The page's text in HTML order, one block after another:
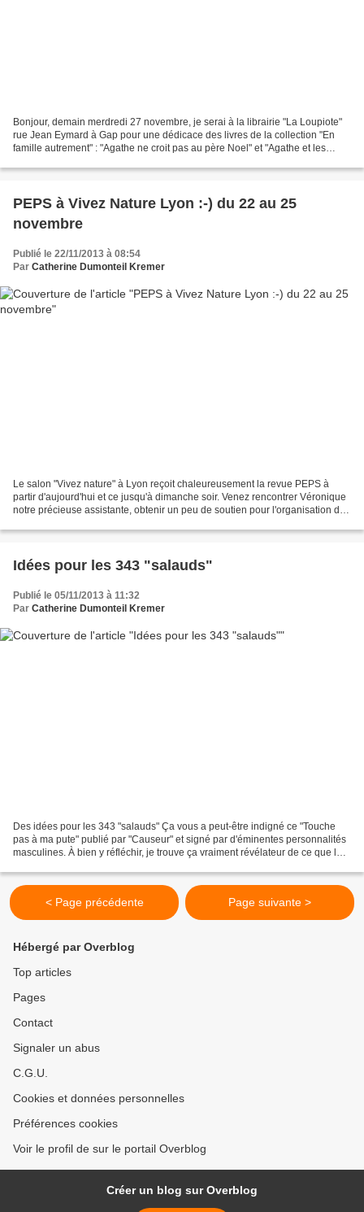
Bonjour, demain merdredi 27 novembre, je serai à la librairie "La Loupiote"
rue Jean Eymard à Gap pour une dédicace des livres de la collection "En
famille autrement" : "Agathe ne croit pas au père Noel" et "Agathe et les
PEPS à Vivez Nature Lyon :-) du 22 au 25
novembre
Publié le 22/11/2013 à 08:54
Par Catherine Dumonteil Kremer
Le salon "Vivez nature" à Lyon reçoit chaleureusement la revue PEPS à
partir d'aujourd'hui et ce jusqu'à dimanche soir. Venez rencontrer Véronique
notre précieuse assistante, obtenir un peu de soutien pour l'organisation de
Idées pour les 343 "salauds"
Publié le 05/11/2013 à 11:32
Par Catherine Dumonteil Kremer
Des idées pour les 343 "salauds" Ça vous a peut-être indigné ce "Touche
pas à ma pute" publié par "Causeur" et signé par d'éminentes personnalités
masculines. À bien y réfléchir, je trouve ça vraiment révélateur de ce que les
< Page précédente Page suivante >
Hébergé par Overblog
Top articles
Pages
Contact
Signaler un abus
C.G.U.
Cookies et données personnelles
Préférences cookies
Voir le profil de sur le portail Overblog
Créer un blog sur Overblog